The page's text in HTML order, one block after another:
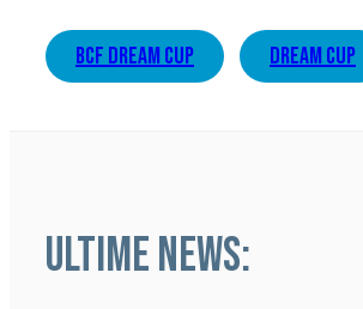
bcf dream cup dream cup
ULTIME NEWS: